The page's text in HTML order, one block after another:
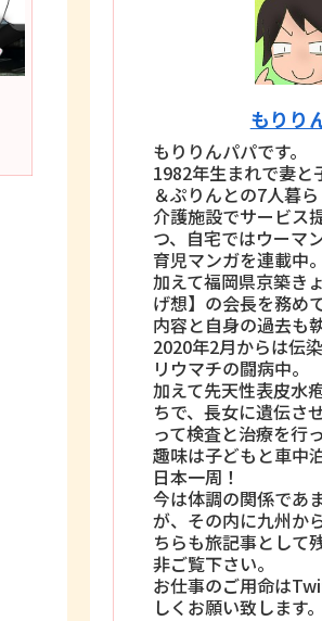
もりり
もりりんパパです。
1982年生まれで妻と
＆ぷりんとの7人暮ら
介護施設でサービス
つ、自宅ではウーマ
育児マンガを連載中。
加えて福岡県京築き
げ想】の会長を務め
内容と自身の過去も
2020年2月からは伝
リウマチの闘病中。
加えて先天性表皮水
ちで、長女に遺伝さ
って検査と治療を行
趣味は子どもと車中
日本一周！
今は体調の関係であ
が、その内に九州か
ちらも旅記事として
非ご覧下さい。
お仕事のご用命は
しくお願い致します。